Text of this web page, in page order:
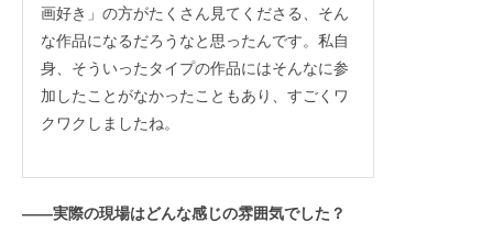
画好き」の方がたくさん見てくださる、そん
な作品になるだろうなと思ったんです。私自
身、そういったタイプの作品にはそんなに参
加したことがなかったこともあり、すごくワ
クワクしましたね。
——実際の現場はどんな感じの雰囲気でした？